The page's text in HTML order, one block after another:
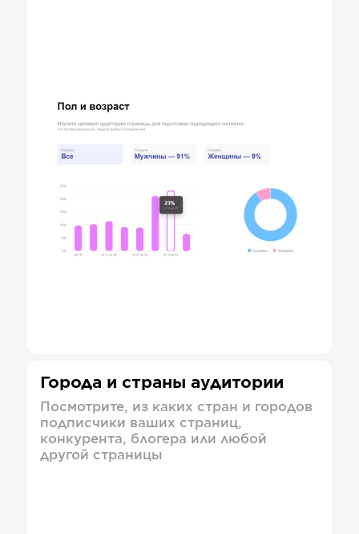
Города и страны аудитории
Посмотрите, из каких стран и городов
подписчики ваших страниц,
конкурента, блогера или любой
другой страницы